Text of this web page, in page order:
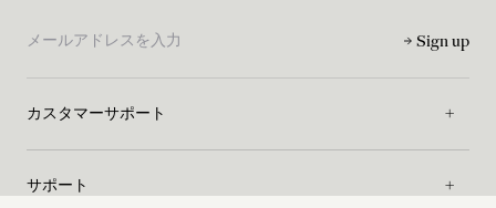
Sign up
カスタマーサポート
サポート